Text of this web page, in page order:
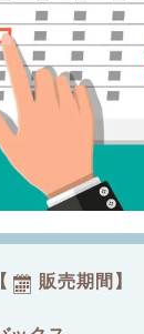
【 販売期間】